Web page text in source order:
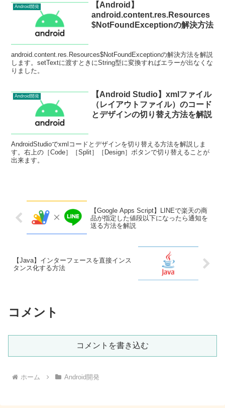
Android開発
【Android】
android.content.res.Resources
$NotFoundExceptionの解決方法
android.content.res.Resources$NotFoundExceptionの解決方法を解説
します。setTextに渡すときにString型に変換すればエラーが出なくな
りました。
Android開発
【Android Studio】xmlファイル
（レイアウトファイル）のコード
とデザインの切り替え方法を解説
AndroidStudioでxmlコードとデザインを切り替える方法を解説しま
す。右上の［Code］［Split］［Design］ボタンで切り替えることが
出来ます。
【Google Apps Script】LINEで楽天の商
品が指定した値段以下になったら通知を
送る方法を解説
【Java】インターフェースを直接インス
タンス化する方法
コメント
コメントを書き込む
ホーム Android開発